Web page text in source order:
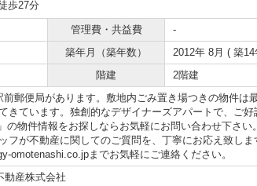
歩27分
管理費・共益費
-
築年月（築年数）
2012年 8月 ( 築14
階建 2階建
郵便局があります。敷地内ごみ置き場つきの物件は
きています。独創的なデザイナーズアパートで、ご好
の物件情報をお探しならお気軽にお問い合わせ下さい
フが不動産に関してのご質問を、丁寧にお応え致しま
omotenashi.co.jpまでお気軽にご連絡ください。
動産株式会社